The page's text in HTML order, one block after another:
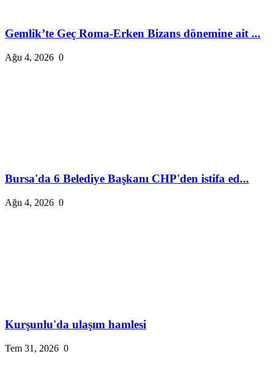
Gemlik’te Geç Roma-Erken Bizans dönemine ait ...
Ağu 4, 2026 0
Bursa'da 6 Belediye Başkanı CHP'den istifa ed...
Ağu 4, 2026 0
Kurşunlu'da ulaşım hamlesi
Tem 31, 2026 0